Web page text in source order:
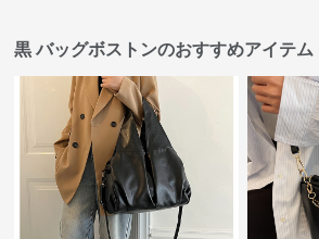
黒 バッグボストンのおすすめアイテム